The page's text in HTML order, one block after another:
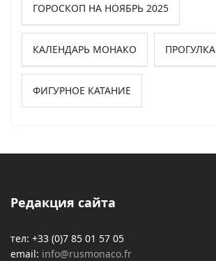
ГОРОСКОП НА НОЯБРЬ 2025
КАЛЕНДАРЬ МОНАКО ПРОГУЛКА
ФИГУРНОЕ КАТАНИЕ
Редакция сайта
тел: +33 (0)7 85 01 57 05
email: info@rusmonaco.fr